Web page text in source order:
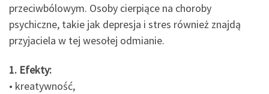
przeciwbólowym. Osoby cierpiące na choroby
psychiczne, takie jak depresja i stres również znajdą
przyjaciela w tej wesołej odmianie.
1. Efekty:
• kreatywność,